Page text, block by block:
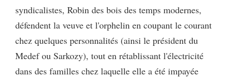
syndicalistes, Robin des bois des temps modernes,
défendent la veuve et l'orphelin en coupant le courant
chez quelques personnalités (ainsi le président du
Medef ou Sarkozy), tout en rétablissant l'électricité
dans des familles chez laquelle elle a été impayée